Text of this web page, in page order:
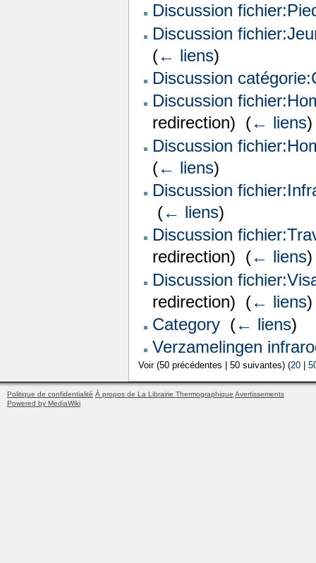
Discussion
Discussion
(← liens)
Discussion
Discussion
redirection) ‎ (← liens)
Discussion
(← liens)
Discussion
(← liens)
Discussion
redirection) ‎ (← liens)
Discussion
redirection) ‎ (← liens)
Category‎ (← liens)
Verzamelingen
Voir (50 précédentes | 50 suivantes) (20
Politique de confidentialité À propos de La Librairie Thermographique Avertissements
Powered by MediaWiki